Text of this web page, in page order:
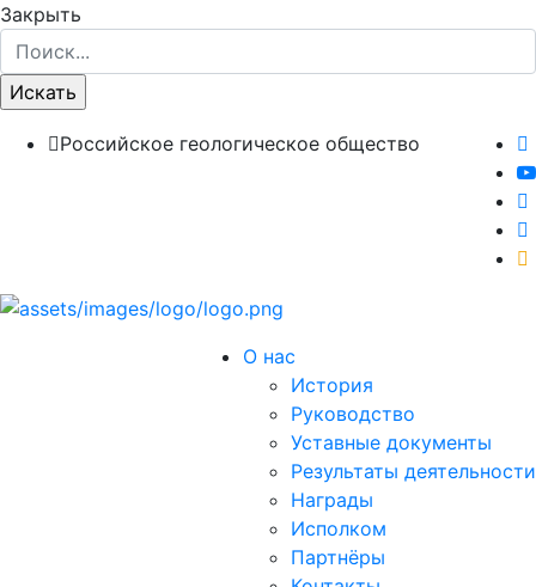
Закрыть
Российское геологическое общество
О нас
История
Руководство
Уставные документы
Результаты деятельности
Награды
Исполком
Партнёры